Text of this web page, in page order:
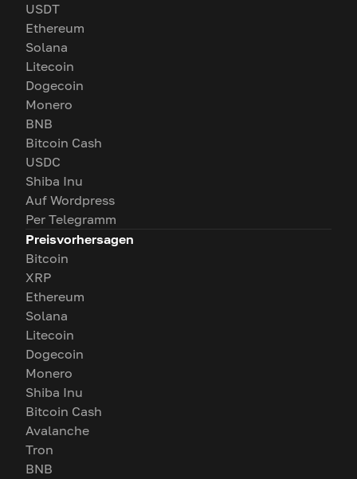
USDT
Ethereum
Solana
Litecoin
Dogecoin
Monero
BNB
Bitcoin Cash
USDC
Shiba Inu
Auf Wordpress
Per Telegramm
Preisvorhersagen
Bitcoin
XRP
Ethereum
Solana
Litecoin
Dogecoin
Monero
Shiba Inu
Bitcoin Cash
Avalanche
Tron
BNB